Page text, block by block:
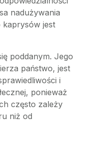
nadużywania
kaprysów jest
poddanym. Jego
państwo, jest
i
ponieważ
często zależy
niż od